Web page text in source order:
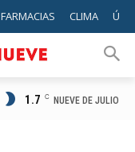
FARMACIAS CLIMA
1.7 C NUEVE DE JULIO